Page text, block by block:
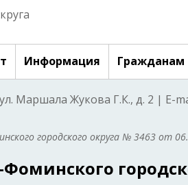
Информация Гражданам
Маршала Жукова Г.К., д. 2 | E-
городского округа № 3463 от